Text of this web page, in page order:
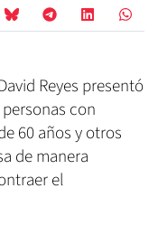
Reyes presentó
con
60 años y otros
de manera
el